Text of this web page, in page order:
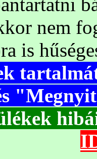
nem
is